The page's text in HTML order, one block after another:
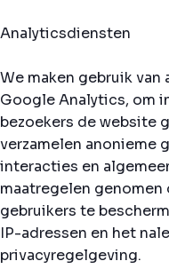
Analyticsdiensten
We maken gebruik
Google Analytics, om
bezoekers de website
verzamelen anonieme
interacties en
maatregelen genomen
gebruikers te
IP-adressen en het
privacyregelgeving.